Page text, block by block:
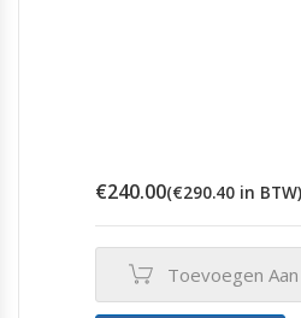
€240.00(€290.40 in BTW)
Toevoegen